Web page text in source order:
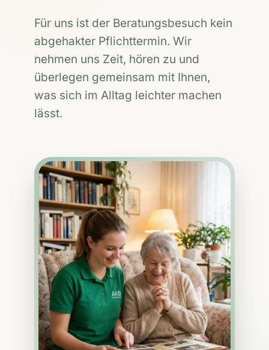
Für uns ist der Beratungsbesuch kein
abgehakter Pflichttermin. Wir
nehmen uns Zeit, hören zu und
überlegen gemeinsam mit Ihnen,
was sich im Alltag leichter machen
lässt.